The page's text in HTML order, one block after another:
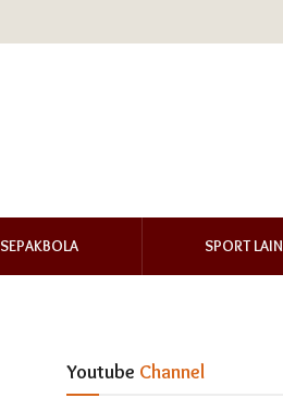
SEPAKBOLA SPORT LAIN
Youtube Channel